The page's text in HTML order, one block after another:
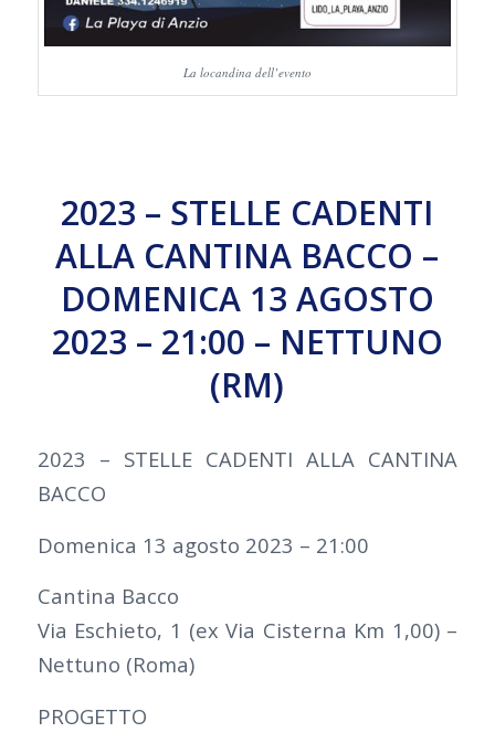
La locandina dell’evento
2023 – STELLE CADENTI
ALLA CANTINA BACCO –
DOMENICA 13 AGOSTO
2023 – 21:00 – NETTUNO
(RM)
2023 – STELLE CADENTI ALLA CANTINA
BACCO
Domenica 13 agosto 2023 – 21:00
Cantina Bacco
Via Eschieto, 1 (ex Via Cisterna Km 1,00) –
Nettuno (Roma)
PROGETTO